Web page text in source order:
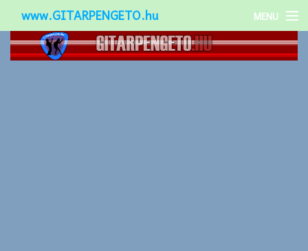
www.GITARPENGETO.hu MENU
Népszerű-